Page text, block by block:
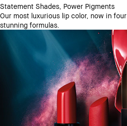
Statement Shades, Power Pigments
Our most luxurious lip color, now in four
stunning formulas.